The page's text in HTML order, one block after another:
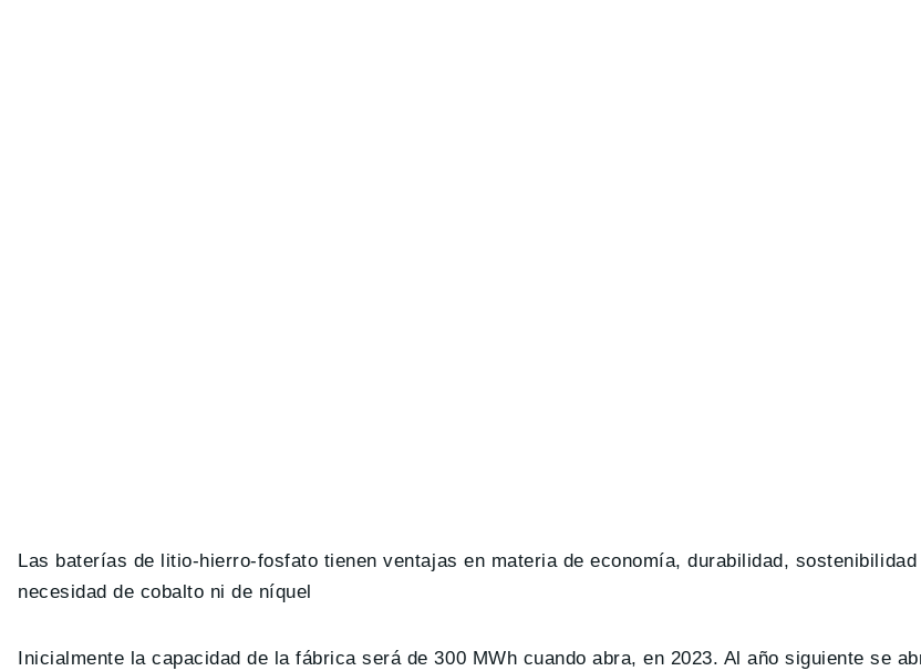
Las baterías de litio-hierro-fosfato tienen ventajas en materia de economía, durabilidad,
necesidad de cobalto ni de níquel
Inicialmente la capacidad de la fábrica será de 300 MWh cuando abra, en 2023. Al año siguiente se